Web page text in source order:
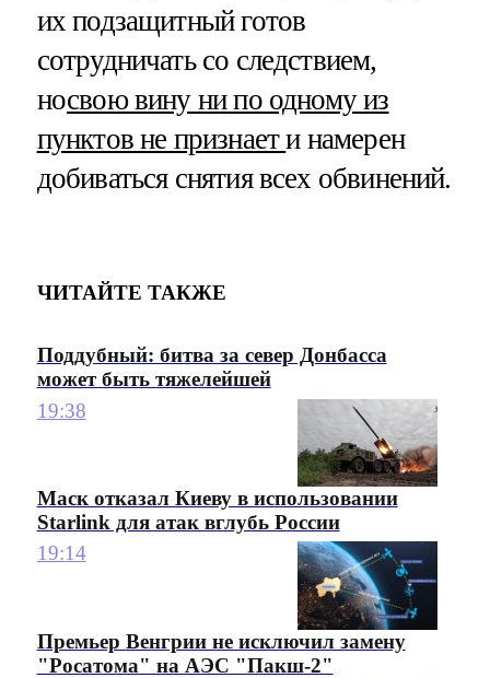
их подзащитный готов
сотрудничать со следствием,
носвою вину ни по одному из
пунктов не признаети намерен
добиваться снятия всех обвинений.
ЧИТАЙТЕ ТАКЖЕ
Поддубный: битва за север Донбасса
может быть тяжелейшей
19:38
Маск отказал Киеву в использовании
Starlink для атак вглубь России
19:14
Премьер Венгрии не исключил замену
"Росатома" на АЭС "Пакш-2"